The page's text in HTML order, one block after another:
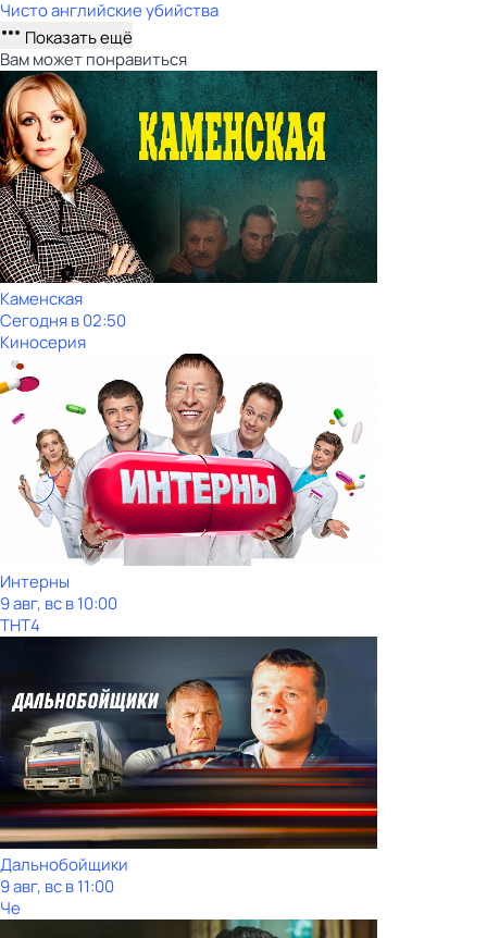
Чисто английские убийства
Показать ещё
Вам может понравиться
Каменская
Сегодня в 02:50
Киносерия
Интерны
9 авг, вс в 10:00
ТНТ4
Дальнобойщики
9 авг, вс в 11:00
Че